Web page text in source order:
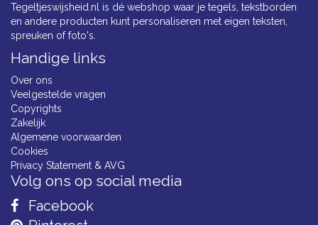
Tegeltjeswijsheid.nl is dé webshop waar je tegels, tekstborden
en andere producten kunt personaliseren met eigen teksten,
spreuken of foto's.
Handige links
Over ons
Veelgestelde vragen
Copyrights
Zakelijk
Algemene voorwaarden
Cookies
Privacy Statement & AVG
Volg ons op social media
Facebook